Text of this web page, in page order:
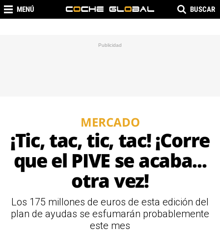
MENÚ BUSCAR
MERCADO
¡Tic, tac, tic, tac! ¡Corre
que el PIVE se acaba...
otra vez!
Los 175 millones de euros de esta edición del
plan de ayudas se esfumarán probablemente
este mes